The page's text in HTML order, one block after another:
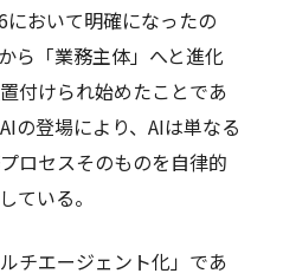
おいて明確になったの
ら「業務主体」へと進化
付けられ始めたことであ
の登場により、AIは単なる
ロセスそのものを自律的
ている。
チエージェント化」であ